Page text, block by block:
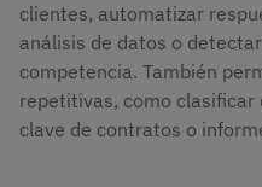
clientes, automatizar
análisis de datos o
competencia. También
repetitivas, como
clave de contratos o